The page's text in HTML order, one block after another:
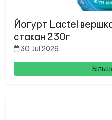
Йогурт Lactel
стакан 230г
30 Jul 2026